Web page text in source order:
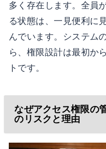
多く存在します。全員
る状態は、一見便利に
んでいます。システム
ら、権限設計は最初か
トです。
なぜアクセス権限の
のリスクと理由